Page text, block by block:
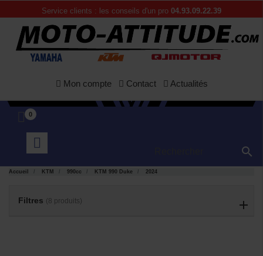
Service clients : les conseils d'un pro 04.93.09.22.39
Mon compte Contact Actualités
0

Accueil KTM 990cc KTM 990 Duke 2024
Filtres (8 produits)